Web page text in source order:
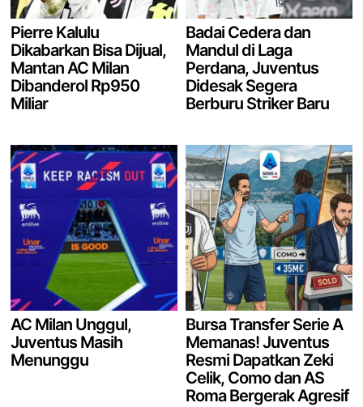
Pierre Kalulu
Dikabarkan Bisa Dijual,
Mantan AC Milan
Dibanderol Rp950
Miliar
Badai Cedera dan
Mandul di Laga
Perdana, Juventus
Didesak Segera
Berburu Striker Baru
AC Milan Unggul,
Juventus Masih
Menunggu
Bursa Transfer Serie A
Memanas! Juventus
Resmi Dapatkan Zeki
Celik, Como dan AS
Roma Bergerak Agresif